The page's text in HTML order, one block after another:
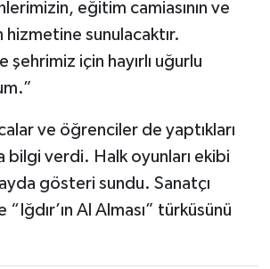
eğitim camiasının ve
sunulacaktır.
şehrimiz için hayırlı uğurlu
ve öğrenciler de yaptıkları
bilgi verdi. Halk oyunları ekibi
gösteri sundu. Sanatçı
Al Alması” türküsünü